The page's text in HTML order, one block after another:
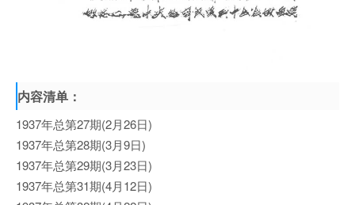
内容清单：
1937年总第27期(2月26日)
1937年总第28期(3月9日)
1937年总第29期(3月23日)
1937年总第31期(4月12日)